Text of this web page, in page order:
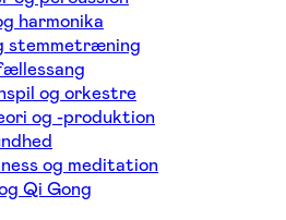
harmonika
stemmetræning
og orkestre
og -produktion
og meditation
Qi Gong